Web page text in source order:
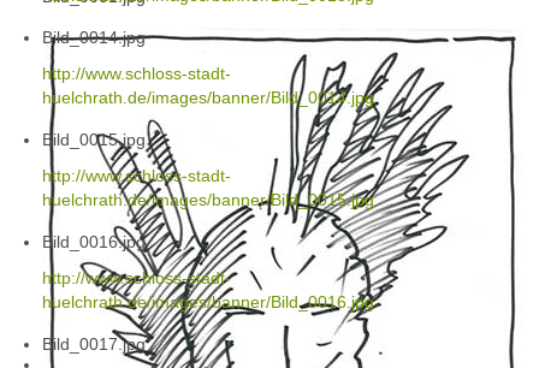
Bild_0014.jpg
http://www.schloss-stadt-
huelchrath.de/images/banner/Bild_0014.jpg
Bild_0015.jpg
http://www.schloss-stadt-
huelchrath.de/images/banner/Bild_0015.jpg
Bild_0016.jpg
http://www.schloss-stadt-
huelchrath.de/images/banner/Bild_0016.jpg
Bild_0017.jpg